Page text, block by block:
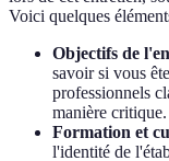
Voici quelques
Objectifs de
savoir si vous
professionnels
manière critique.
Formation et
l'identité de